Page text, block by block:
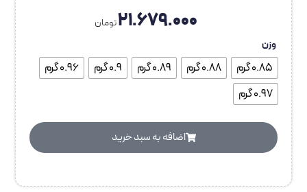
در سبد خرید۲۰+ نفر
رضایت بالای کاربران
۲۵نفر در حال مشاهده
۲۱.۶۷۹.۰۰۰تومان
وزن
0.85 گرم 0.88 گرم 0.89 گرم 0.9 گرم
0.96 گرم
0.97 گرم
اضافه‌ به سبد خرید